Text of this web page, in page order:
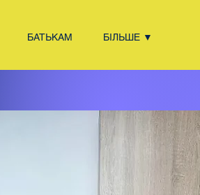
БАТЬКАМ БІЛЬШЕ ▼